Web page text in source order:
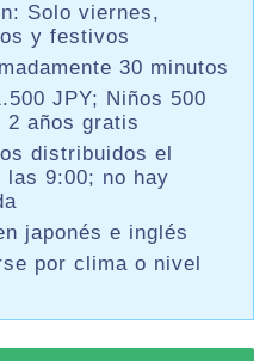
Solo viernes,
y festivos
30 minutos
JPY; Niños 500
2 años gratis
distribuidos el
las 9:00; no hay
japonés e inglés
por clima o nivel